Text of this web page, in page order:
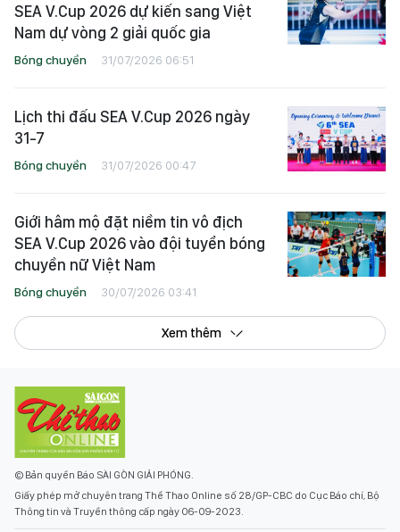
SEA V.Cup 2026 dự kiến sang Việt
Nam dự vòng 2 giải quốc gia
Bóng chuyền 31/07/2026 06:51
Lịch thi đấu SEA V.Cup 2026 ngày
31-7
Bóng chuyền 31/07/2026 00:47
Giới hâm mộ đặt niềm tin vô địch
SEA V.Cup 2026 vào đội tuyển bóng
chuyền nữ Việt Nam
Bóng chuyền 30/07/2026 03:41
Xem thêm
© Bản quyền Báo SÀI GÒN GIẢI PHÓNG.
Giấy phép mở chuyên trang Thể Thao Online số 28/GP-CBC do Cục Báo chí, Bộ
Thông tin và Truyền thông cấp ngày 06-09-2023.